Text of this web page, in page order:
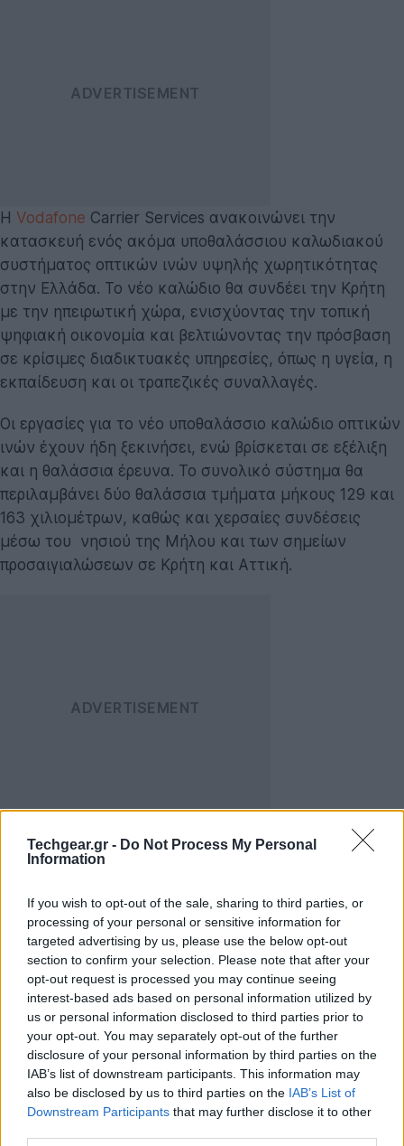
Techgear.gr - Do Not Process My Personal
Information
If you wish to opt-out of the sale, sharing to third parties, or
processing of your personal or sensitive information for
targeted advertising by us, please use the below opt-out
section to confirm your selection. Please note that after your
opt-out request is processed you may continue seeing
interest-based ads based on personal information utilized by
us or personal information disclosed to third parties prior to
your opt-out. You may separately opt-out of the further
disclosure of your personal information by third parties on the
IAB’s list of downstream participants. This information may
also be disclosed by us to third parties on the IAB’s List of
Downstream Participants that may further disclose it to other
Η Vodafone Carrier Services ανακοινώνει την
κατασκευή ενός ακόμα υποθαλάσσιου καλωδιακού
συστήματος οπτικών ινών υψηλής χωρητικότητας
στην Ελλάδα. Το νέο καλώδιο θα συνδέει την Κρήτη
με την ηπειρωτική χώρα, ενισχύοντας την τοπική
ψηφιακή οικονομία και βελτιώνοντας την πρόσβαση
σε κρίσιμες διαδικτυακές υπηρεσίες, όπως η υγεία, η
εκπαίδευση και οι τραπεζικές συναλλαγές.
Οι εργασίες για το νέο υποθαλάσσιο καλώδιο οπτικών
ινών έχουν ήδη ξεκινήσει, ενώ βρίσκεται σε εξέλιξη
και η θαλάσσια έρευνα. Το συνολικό σύστημα θα
περιλαμβάνει δύο θαλάσσια τμήματα μήκους 129 και
163 χιλιομέτρων, καθώς και χερσαίες συνδέσεις
μέσω του νησιού της Μήλου και των σημείων
προσαιγιαλώσεων σε Κρήτη και Αττική.
θα έχει συνολικό μήκος περίπου
340 χιλιομέτρων και θα συνδέει κέντρα δεδομένων
να μεταδίδει έως και 180 terabits δεδομένων ανά
δευτερόλεπτο – ισοδύναμο με περίπου 25
εκατομμύρια χρήστες που παρακολουθούν
ταυτόχρονα βίντεο σε ανάλυση 4K.
Fanan Henriques, Product και International Business
Director, Vodafone Business, δήλωσε:
Η Vodafone διαδραματίζει κεντρικό ρόλο
στη διασφάλιση της ομαλής και ασφαλούς